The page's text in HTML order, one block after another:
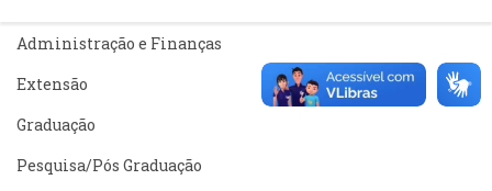
Administração e Finanças
Extensão
Graduação
Pesquisa/Pós Graduação